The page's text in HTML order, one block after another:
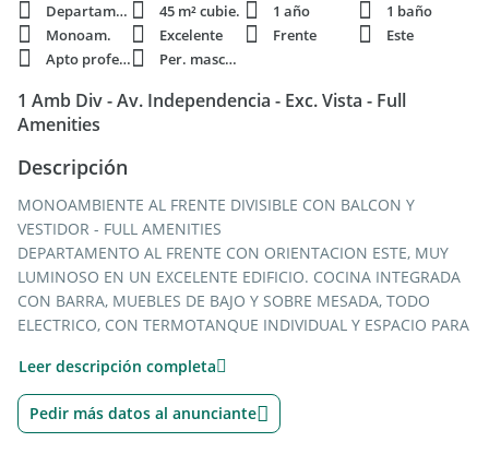
Departamento 45 m² cubie. 1 año
1 baño
Monoam.
Excelente Frente
Este
Apto profesi.
Per. mascota
1 Amb Div - Av. Independencia - Exc. Vista - Full
Amenities
Descripción
MONOAMBIENTE AL FRENTE DIVISIBLE CON BALCON Y
VESTIDOR - FULL AMENITIES
DEPARTAMENTO AL FRENTE CON ORIENTACION ESTE, MUY
LUMINOSO EN UN EXCELENTE EDIFICIO. COCINA INTEGRADA
CON BARRA, MUEBLES DE BAJO Y SOBRE MESADA, TODO
ELECTRICO, CON TERMOTANQUE INDIVIDUAL Y ESPACIO PARA
CONSTRUCTIVA.
EDIFICIO DE CATEGORIA CON 3 AMPLIOS ASCENSORES +
ASCENSOR CAMILLERO, COMPUESTO DE PB + 15 PISOS.
Leer descripción completa
Pedir más datos al anunciante